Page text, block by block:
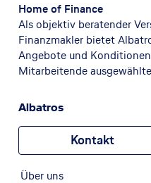
Home of Finance
Als objektiv beratender
Finanzmakler bietet
Angebote und
Mitarbeitende
Albatros
Kontakt
Über uns